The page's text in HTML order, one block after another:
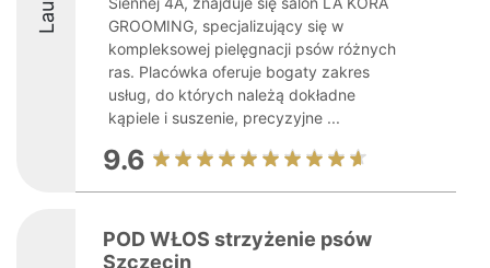
GROOMING, specjalizujący się w
kompleksowej pielęgnacji psów różnych
ras. Placówka oferuje bogaty zakres
usług, do których należą dokładne
kąpiele i suszenie, precyzyjne ...
9.6
POD WŁOS strzyżenie psów
Szczecin